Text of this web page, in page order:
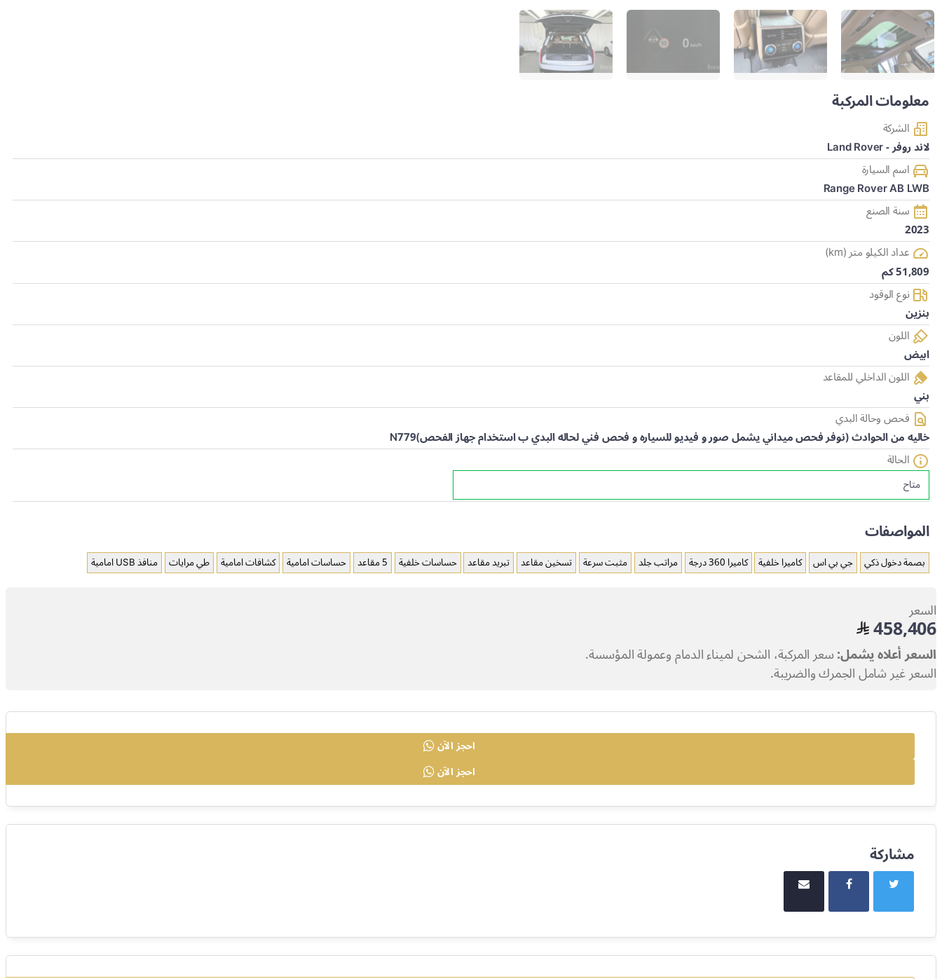
معلومات المركبة
الشركة
لاند روفر - Land Rover
اسم السيارة
Range Rover AB LWB
سنة الصنع
2023
عداد الكيلو متر (km)
51,809 كم
نوع الوقود
بنزين
اللون
ابيض
اللون الداخلي للمقاعد
بني
فحص وحالة البدي
خاليه من الحوادث (نوفر فحص ميداني يشمل صور و فيديو للسياره و فحص فني لحاله البدي ب استخدام جهاز الفحص)N779
الحالة
متاح
المواصفات
بصمة دخول ذكي جي بي اس كاميرا خلفية كاميرا 360 درجة مراتب جلد مثبت سرعة تسخين مقاعد تبريد مقاعد حساسات خلفية 5 مقاعد حساسات امامية كشافات امامية طي مرايات منافذ USB امامية
السعر
458,406
السعر أعلاه يشمل:سعر المركبة، الشحن لميناء الدمام وعمولة المؤسسة.
السعر غير شامل الجمرك والضريبة.
احجز الآن
احجز الآن
مشاركة